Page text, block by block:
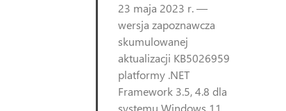
23 maja 2023 r. —
wersja zapoznawcza
skumulowanej
aktualizacji KB5026959
platformy .NET
Framework 3.5, 4.8 dla
systemu Windows 11